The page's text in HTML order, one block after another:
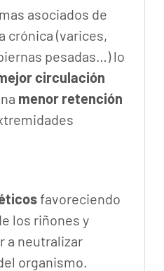
asociados de
crónica (varices,
pesadas…) lo
circulación
menor retención
favoreciendo
los riñones y
a neutralizar
organismo.